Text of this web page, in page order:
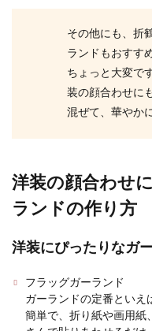
その他にも、折
ランドもおすす
ちょっと大変で
装の顔合わせに
混ぜて、華やか
洋装の顔合わせ
ランドの作り方
洋装にぴったりなガ
フラッグガーランド
ガーランドの定番といえ
簡単で、折り紙や画用紙